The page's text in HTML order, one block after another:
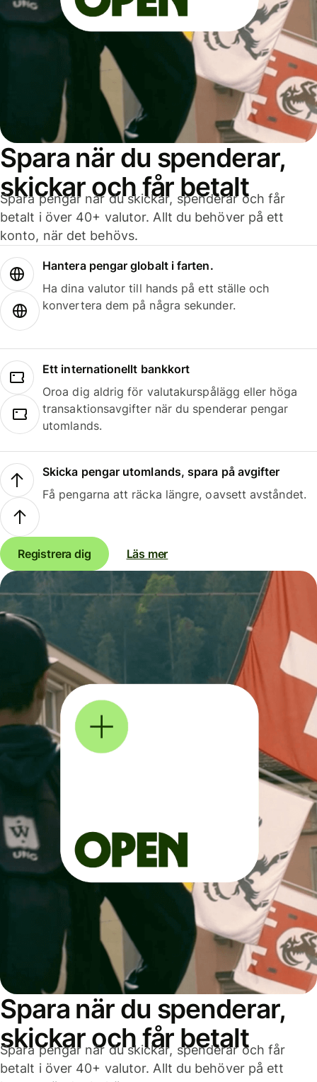
Spara när du spenderar,
skickar och får betalt
Spara pengar när du skickar, spenderar och får
betalt i över 40+ valutor. Allt du behöver på ett
konto, när det behövs.
Hantera pengar globalt i farten.
Ha dina valutor till hands på ett ställe och
konvertera dem på några sekunder.
Ett internationellt bankkort
Oroa dig aldrig för valutakurspålägg eller höga
transaktionsavgifter när du spenderar pengar
utomlands.
Skicka pengar utomlands, spara på avgifter
Få pengarna att räcka längre, oavsett avståndet.
Registrera dig Läs mer
Spara när du spenderar,
skickar och får betalt
Spara pengar när du skickar, spenderar och får
betalt i över 40+ valutor. Allt du behöver på ett